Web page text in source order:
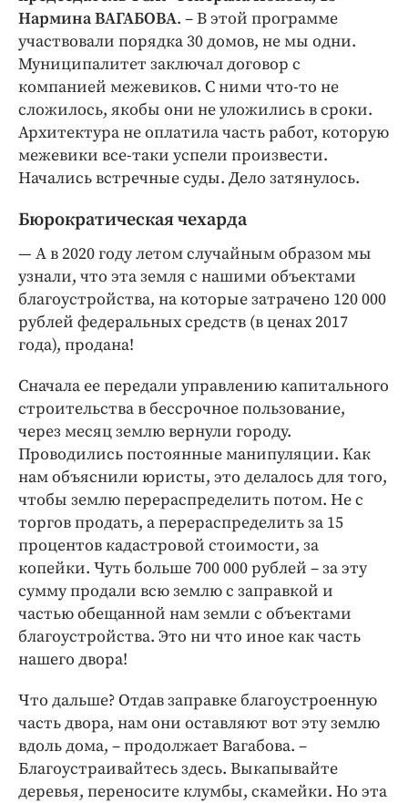
Нармина ВАГАБОВА. – В этой программе
участвовали порядка 30 домов, не мы одни.
Муниципалитет заключал договор с
компанией межевиков. С ними что-то не
сложилось, якобы они не уложились в сроки.
Архитектура не оплатила часть работ, которую
межевики все-таки успели произвести.
Начались встречные суды. Дело затянулось.
Бюрократическая чехарда
— А в 2020 году летом случайным образом мы
узнали, что эта земля с нашими объектами
благоустройства, на которые затрачено 120 000
рублей федеральных средств (в ценах 2017
года), продана!
Сначала ее передали управлению капитального
строительства в бессрочное пользование,
через месяц землю вернули городу.
Проводились постоянные манипуляции. Как
нам объяснили юристы, это делалось для того,
чтобы землю перераспределить потом. Не с
торгов продать, а перераспределить за 15
процентов кадастровой стоимости, за
копейки. Чуть больше 700 000 рублей – за эту
сумму продали всю землю с заправкой и
частью обещанной нам земли с объектами
благоустройства. Это ни что иное как часть
нашего двора!
Что дальше? Отдав заправке благоустроенную
часть двора, нам они оставляют вот эту землю
вдоль дома, – продолжает Вагабова. –
Благоустраивайтесь здесь. Выкапывайте
деревья, переносите клумбы, скамейки. Но эта